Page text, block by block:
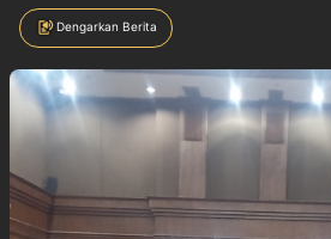
Dengarkan Berita